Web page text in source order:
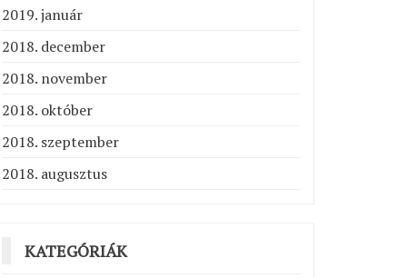
2019. január
2018. december
2018. november
2018. október
2018. szeptember
2018. augusztus
KATEGÓRIÁK